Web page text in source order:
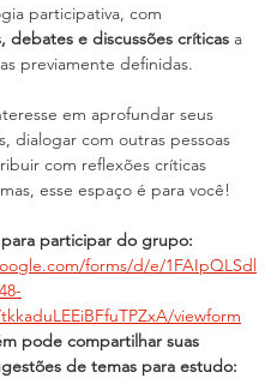
participativa, com
debates e discussões críticas a
previamente definidas.
em aprofundar seus
dialogar com outras pessoas
com reflexões críticas
esse espaço é para você!
para participar do grupo:
forms/d/e/1FAIpQLSdl
viewform
pode compartilhar suas
de temas para estudo: